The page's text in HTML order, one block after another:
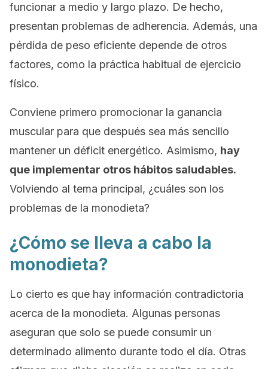
funcionar a medio y largo plazo. De hecho,
presentan problemas de adherencia. Además, una
pérdida de peso eficiente depende de otros
factores, como la práctica habitual de ejercicio
físico.
Conviene primero promocionar la ganancia
muscular para que después sea más sencillo
mantener un déficit energético. Asimismo, hay
que implementar otros hábitos saludables.
Volviendo al tema principal, ¿cuáles son los
problemas de la monodieta?
¿Cómo se lleva a cabo la
monodieta?
Lo cierto es que hay información contradictoria
acerca de la monodieta. Algunas personas
aseguran que solo se puede consumir un
determinado alimento durante todo el día. Otras